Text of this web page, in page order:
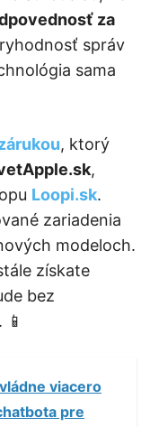
za
správ
sama
, ktorý
,
Loopi.sk.
zariadenia
modeloch.
získate
bez
viacero
pre